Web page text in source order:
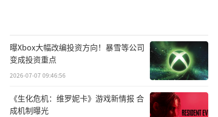
曝Xbox大幅改编投资方向！暴雪等公司
变成投资重点
2026-07-07 09:46:56
《生化危机：维罗妮卡》游戏新情报 合
成机制曝光